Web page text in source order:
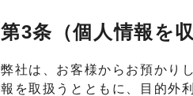
第3条（個人情報を
弊社は、お客様からお預かり
報を取扱うとともに、目的外